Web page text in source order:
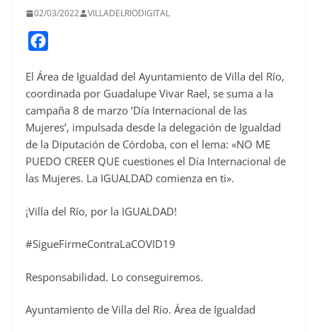
02/03/2022 VILLADELRIODIGITAL
c
e
o
o
k
El Área de Igualdad del Ayuntamiento de Villa del Río,
coordinada por Guadalupe Vivar Rael, se suma a la
campaña 8 de marzo ‘Día Internacional de las
Mujeres’, impulsada desde la delegación de Igualdad
de la Diputación de Córdoba, con el lema: «NO ME
PUEDO CREER QUE cuestiones el Día Internacional de
las Mujeres. La IGUALDAD comienza en ti».
¡Villa del Río, por la IGUALDAD!
#SigueFirmeContraLaCOVID19
Responsabilidad. Lo conseguiremos.
Ayuntamiento de Villa del Río. Área de Igualdad